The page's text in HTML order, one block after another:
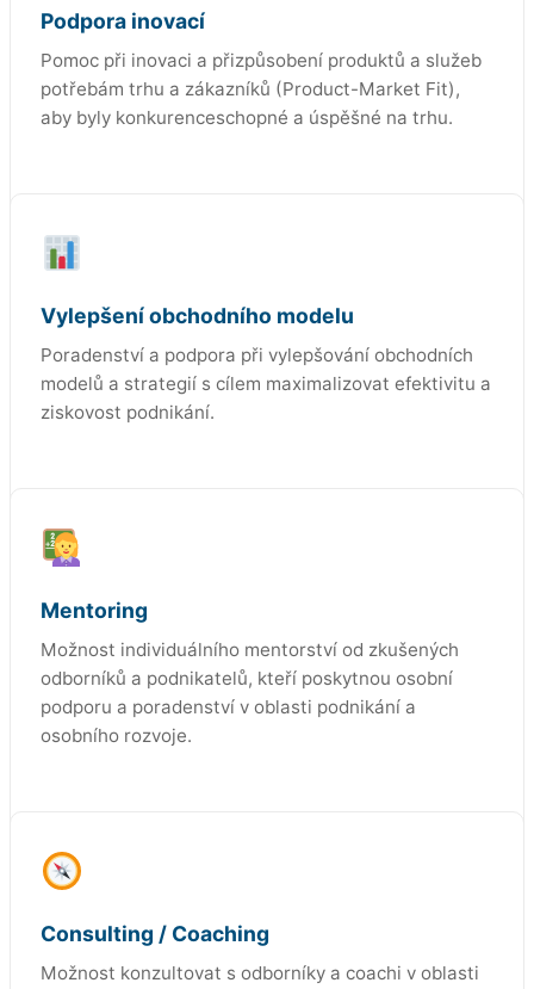
Podpora inovací
Pomoc při inovaci a přizpůsobení produktů a služeb
potřebám trhu a zákazníků (Product-Market Fit),
aby byly konkurenceschopné a úspěšné na trhu.
Vylepšení obchodního modelu
Poradenství a podpora při vylepšování obchodních
modelů a strategií s cílem maximalizovat efektivitu a
ziskovost podnikání.
Mentoring
Možnost individuálního mentorství od zkušených
odborníků a podnikatelů, kteří poskytnou osobní
podporu a poradenství v oblasti podnikání a
osobního rozvoje.
Consulting / Coaching
Možnost konzultovat s odborníky a coachi v oblasti